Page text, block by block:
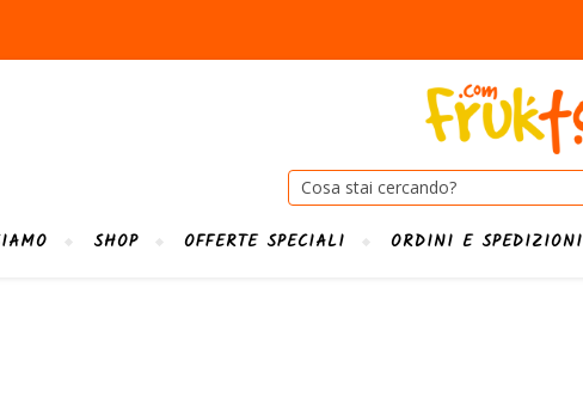
SHOP OFFERTE SPECIALI ORDINI E SPEDIZIONI